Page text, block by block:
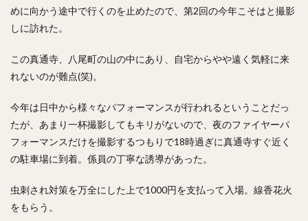
めに向かう途中で行くのを止めたので、第2回の今年こそはと撮影
しに訪れた。
この真通寺、八尾町の山の中にあり、自宅からやや遠く気軽に来
れないのが難点(笑)。
今年は日中から様々なパフォーマンスが行われるということだっ
たが、あまり一杯撮影してもキリがないので、夜のファイヤーパ
フォーマンスだけを撮影するつもりで18時過ぎに真通寺すぐ近く
の駐車場に到着。係員の丁寧な誘導があった。
虫刺され対策を万全にした上で1000円を支払って入場。線香花火
をもらう。